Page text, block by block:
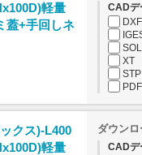
軽量
蓋+手回しネ
CADデ
DXF
XT
STP
PDF
クス)-L400
軽量
ダウンロ
CADデ